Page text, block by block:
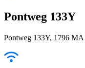
Pontweg 133Y